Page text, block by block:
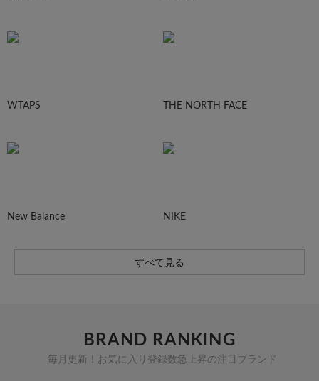
WTAPS THE NORTH FACE
New Balance NIKE
すべて見る
BRAND RANKING
毎月更新！お気に入り登録数急上昇の注目ブランド